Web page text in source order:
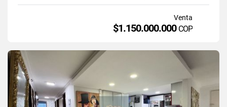
Venta
$1.150.000.000 COP